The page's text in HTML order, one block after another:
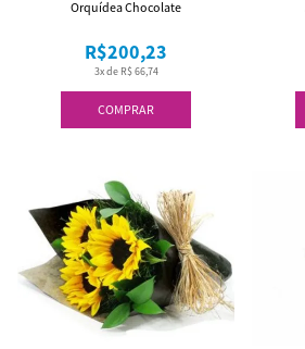
COMPRAR
3x de R$ 66,74
R$200,23
Orquídea Chocolate